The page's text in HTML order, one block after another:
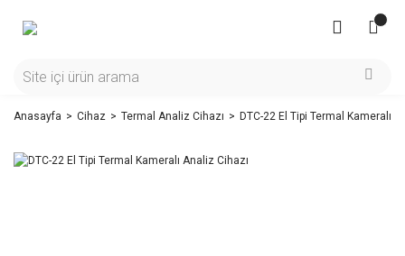
Anasayfa Cihaz Termal Analiz Cihazı DTC-22 El Tipi Termal Kameralı